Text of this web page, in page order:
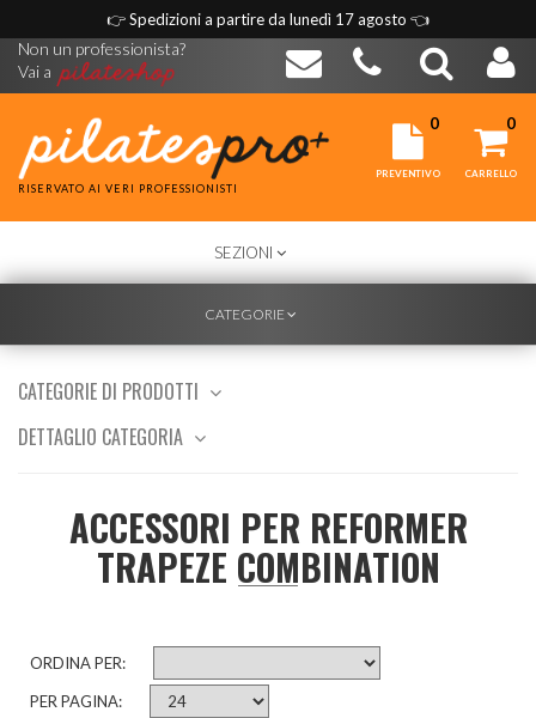
👉Spedizioni a partire da lunedì 17 agosto 👈
Non un professionista?
Vai a
RISERVATO AI VERI PROFESSIONISTI
0
PREVENTIVO
0
CARRELLO
TOGGLE
NAVIGATION
SEZIONI
TOGGLE
CATEGORIE
CATEGORIE DI PRODOTTI
DETTAGLIO CATEGORIA
ACCESSORI PER REFORMER
TRAPEZE COMBINATION
ORDINA PER:
PER PAGINA: